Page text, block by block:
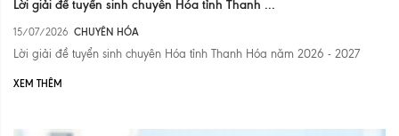
Lời giải đề tuyển sinh chuyên Hóa tỉnh Thanh ...
15/07/2026 CHUYÊN HÓA
Lời giải đề tuyển sinh chuyên Hóa tỉnh Thanh Hóa năm 2026 - 2027
XEM THÊM